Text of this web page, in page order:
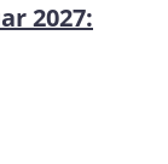
2027: